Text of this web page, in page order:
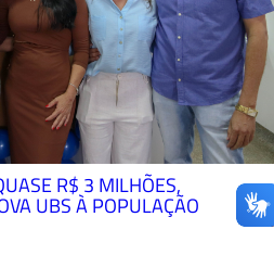
R$ 3 MILHÕES,
UBS À POPULAÇÃO